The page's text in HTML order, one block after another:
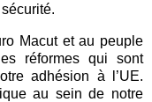
Macut et au peuple
réformes qui sont
adhésion à l’UE.
au sein de notre